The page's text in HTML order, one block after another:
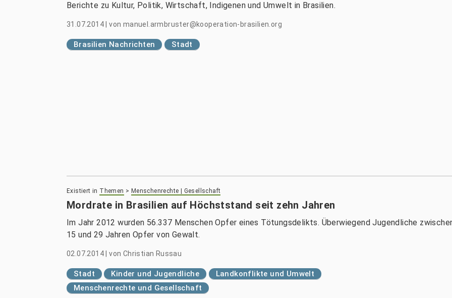
Berichte zu Kultur, Politik, Wirtschaft, Indigenen und Umwelt in Brasilien.
31.07.2014 |von manuel.armbruster@kooperation-brasilien.org
Brasilien Nachrichten Stadt
Existiert in Themen > Menschenrechte | Gesellschaft
Mordrate in Brasilien auf Höchststand seit zehn Jahren
Im Jahr 2012 wurden 56.337 Menschen Opfer eines Tötungsdelikts. Überwiegend Jugendliche
15 und 29 Jahren Opfer von Gewalt.
02.07.2014 |von Christian Russau
Stadt Kinder und Jugendliche
Landkonflikte und Umwelt
Menschenrechte und Gesellschaft